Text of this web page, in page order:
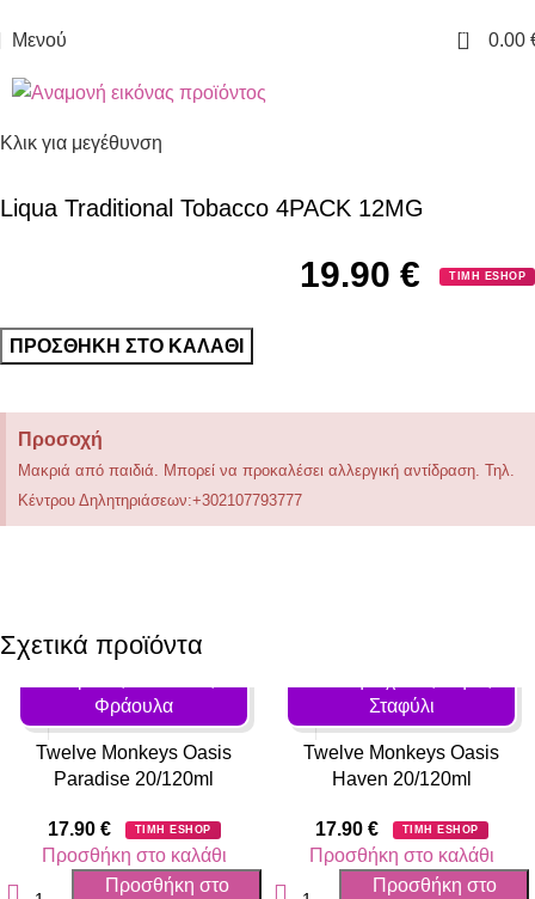
Μενού 0 0.00
Κλικ για μεγέθυνση
Liqua Traditional Tobacco 4PACK 12MG
19.90 € ΤΙΜΗ ESHOP
ΠΡΟΣΘΉΚΗ ΣΤΟ ΚΑΛΆΘΙ
Προσοχή
Μακριά από παιδιά. Μπορεί να προκαλέσει αλλεργική αντίδραση. Τηλ.
Κέντρου Δηλητηριάσεων:+302107793777
Σχετικά προϊόντα
Γεύση: Ανανάς,
Φράουλα
Twelve Monkeys Oasis
Paradise 20/120ml
17.90 € ΤΙΜΗ ESHOP
Προσθήκη στο καλάθι
Προσθήκη στο
Σταφύλι
Twelve Monkeys Oasis
Haven 20/120ml
17.90 € ΤΙΜΗ ESHOP
Προσθήκη στο καλάθι
Προσθήκη στο